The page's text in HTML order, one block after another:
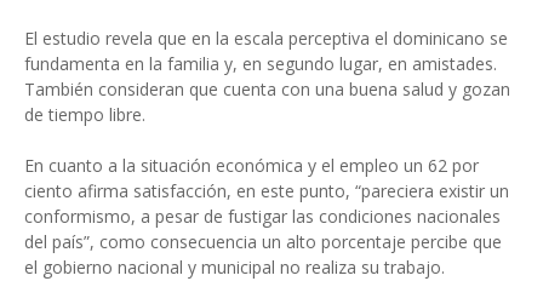
El estudio revela que en la escala perceptiva el dominicano se
fundamenta en la familia y, en segundo lugar, en amistades.
También consideran que cuenta con una buena salud y gozan
de tiempo libre.
En cuanto a la situación económica y el empleo un 62 por
ciento afirma satisfacción, en este punto, “pareciera existir un
conformismo, a pesar de fustigar las condiciones nacionales
del país”, como consecuencia un alto porcentaje percibe que
el gobierno nacional y municipal no realiza su trabajo.